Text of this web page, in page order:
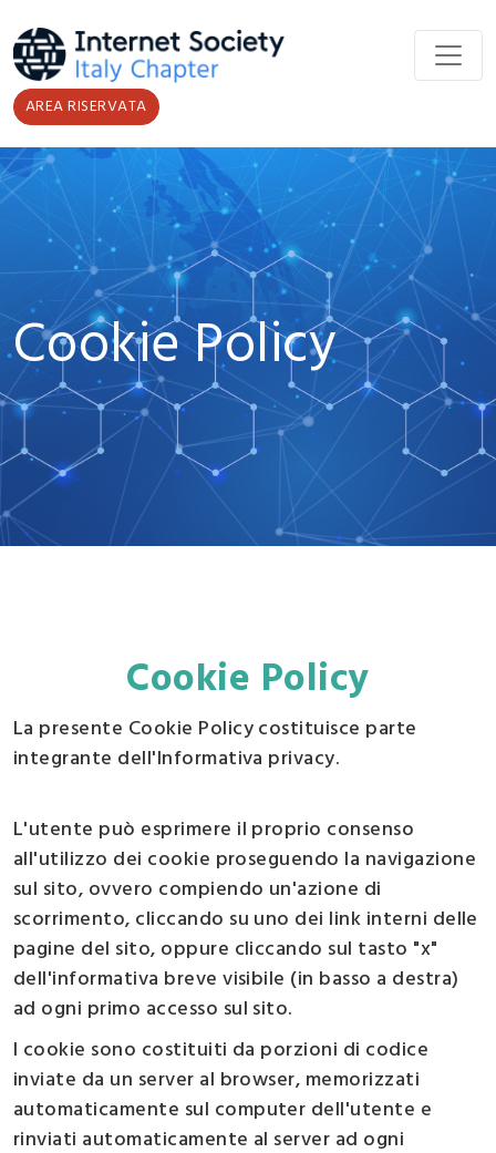
AREA RISERVATA
Cookie Policy
Cookie Policy
La presente Cookie Policy costituisce parte
integrante dell'Informativa privacy.
L'utente può esprimere il proprio consenso
all'utilizzo dei cookie proseguendo la navigazione
sul sito, ovvero compiendo un'azione di
scorrimento, cliccando su uno dei link interni delle
pagine del sito, oppure cliccando sul tasto "x"
dell'informativa breve visibile (in basso a destra)
ad ogni primo accesso sul sito.
I cookie sono costituiti da porzioni di codice
inviate da un server al browser, memorizzati
automaticamente sul computer dell'utente e
rinviati automaticamente al server ad ogni